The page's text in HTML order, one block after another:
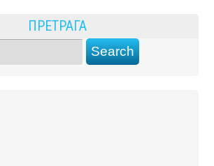
ПРЕТРАГА